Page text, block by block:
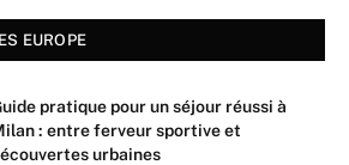
EUROPE
pratique pour un séjour réussi à
: entre ferveur sportive et
urbaines